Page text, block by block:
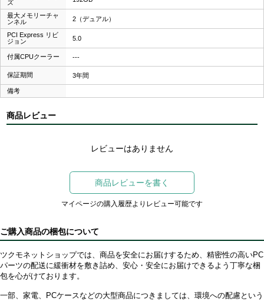
ズ
最大メモリーチャ
ンネル
2（デュアル）
PCI Express リビ
ジョン
5.0
付属CPUクーラー ---
保証期間 3年間
備考
商品レビュー
レビューはありません
商品レビューを書く
マイページの購入履歴よりレビュー可能です
ご購入商品の梱包について
ツクモネットショップでは、商品を安全にお届けするため、精密性の高いPC
パーツの配送に緩衝材を敷き詰め、安心・安全にお届けできるよう丁寧な梱
包を心がけております。
一部、家電、PCケースなどの大型商品につきましては、環境への配慮という